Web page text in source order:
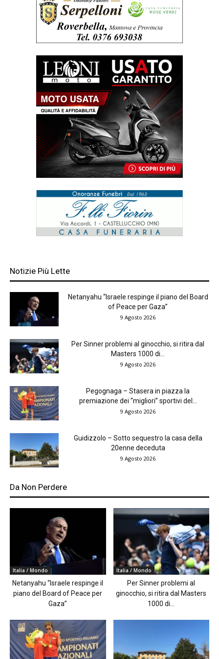
Notizie Più Lette
Netanyahu “Israele respinge il piano del Board
of Peace per Gaza”
9 Agosto 2026
Per Sinner problemi al ginocchio, si ritira dal
Masters 1000 di...
9 Agosto 2026
Pegognaga – Stasera in piazza la
premiazione dei “migliori” sportivi del...
9 Agosto 2026
Guidizzolo – Sotto sequestro la casa della
20enne deceduta
9 Agosto 2026
Da Non Perdere
Italia / Mondo
Netanyahu “Israele respinge il
piano del Board of Peace per
Gaza”
Italia / Mondo
Per Sinner problemi al
ginocchio, si ritira dal Masters
1000 di...